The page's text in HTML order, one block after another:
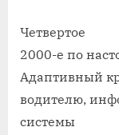
Четвертое
2000-е по
Адаптивный
водителю,
системы